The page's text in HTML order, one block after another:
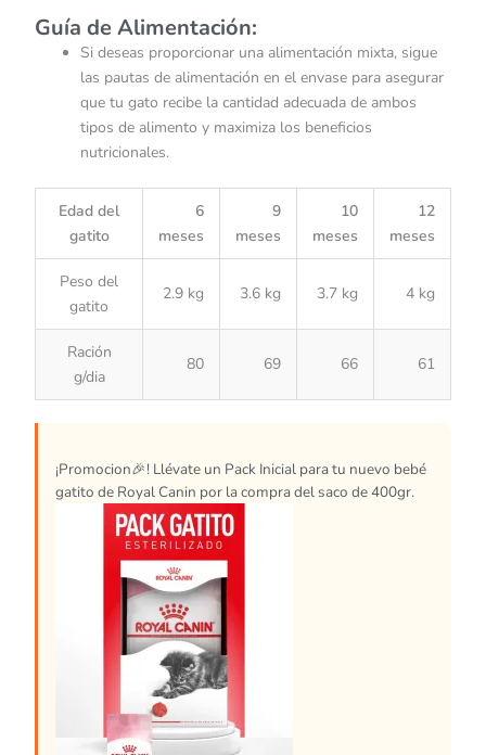
Guía de Alimentación:
Si deseas proporcionar una alimentación mixta, sigue
las pautas de alimentación en el envase para asegurar
que tu gato recibe la cantidad adecuada de ambos
tipos de alimento y maximiza los beneficios
nutricionales.
Edad del
gatito
6
meses
9
meses
10
meses
12
meses
Peso del
gatito
2.9 kg 3.6 kg 3.7 kg 4 kg
Ración
g/dia
80 69 66 61
¡Promocion🎉! Llévate un Pack Inicial para tu nuevo bebé
gatito de Royal Canin por la compra del saco de 400gr.